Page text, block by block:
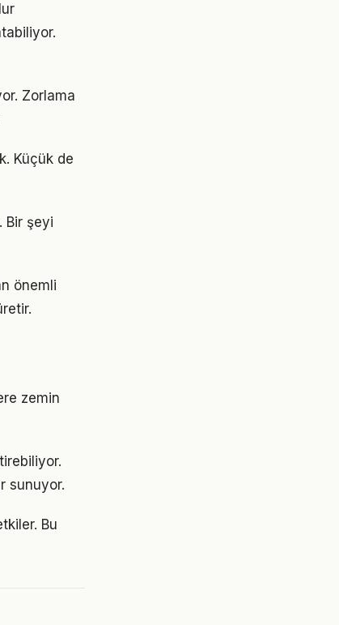
Zorlama
Küçük de
Bir şeyi
önemli
zemin
sunuyor.
Bu